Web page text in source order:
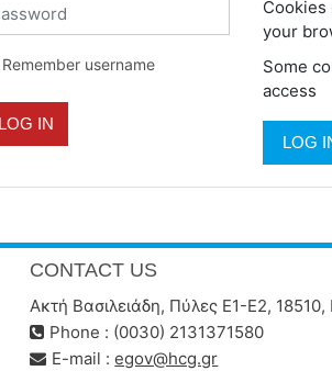
Remember username
LOG IN
Cookies
your
Some
access
LOG
CONTACT US
Ακτή Βασιλειάδη, Πύλες Ε1-Ε2, 18510,
Phone : (0030) 2131371580
E-mail :egov@hcg.gr